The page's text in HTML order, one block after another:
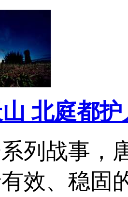
北庭都
列战事，
效、稳固